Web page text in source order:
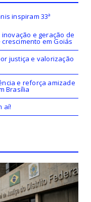
inspiram 33ª
e geração de
em Goiás
justiça e valorização
e reforça amizade
Brasília
aí!